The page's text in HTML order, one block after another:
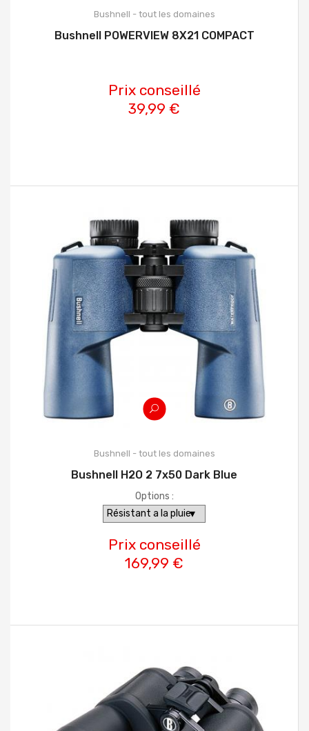
Bushnell - tout les domaines
Bushnell POWERVIEW 8X21 COMPACT
Prix conseillé
39,99 €
Bushnell - tout les domaines
Bushnell H2O 2 7x50 Dark Blue
Options :
Prix conseillé
169,99 €